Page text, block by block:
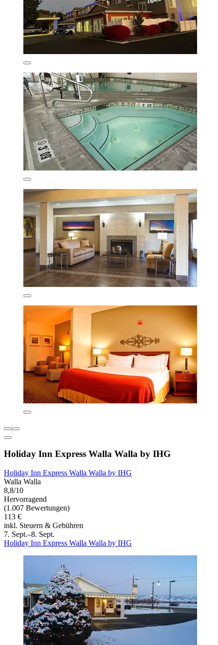
Holiday Inn Express Walla Walla by IHG
Holiday Inn Express Walla Walla by IHG
Walla Walla
8,8/10
Hervorragend
(1.007 Bewertungen)
113 €
inkl. Steuern & Gebühren
7. Sept.–8. Sept.
Holiday Inn Express Walla Walla by IHG